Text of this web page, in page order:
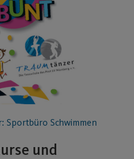
Sportbüro Schwimmen
und